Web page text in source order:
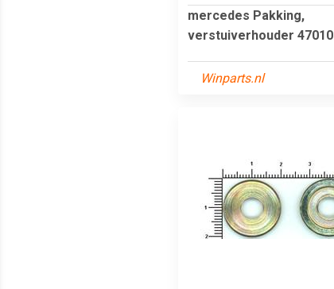
mercedes Pakking,
verstuiverhouder 47010
Winparts.nl